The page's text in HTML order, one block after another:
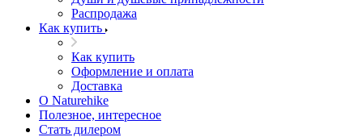
Распродажа
Как купить
Как купить
Оформление и оплата
Доставка
О Naturehike
Полезное, интересное
Стать дилером